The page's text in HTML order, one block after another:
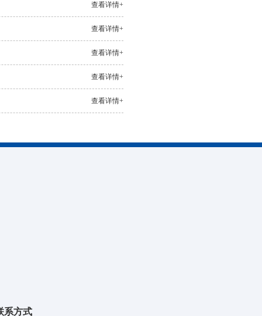
查看详情+
查看详情+
查看详情+
查看详情+
查看详情+
系方式